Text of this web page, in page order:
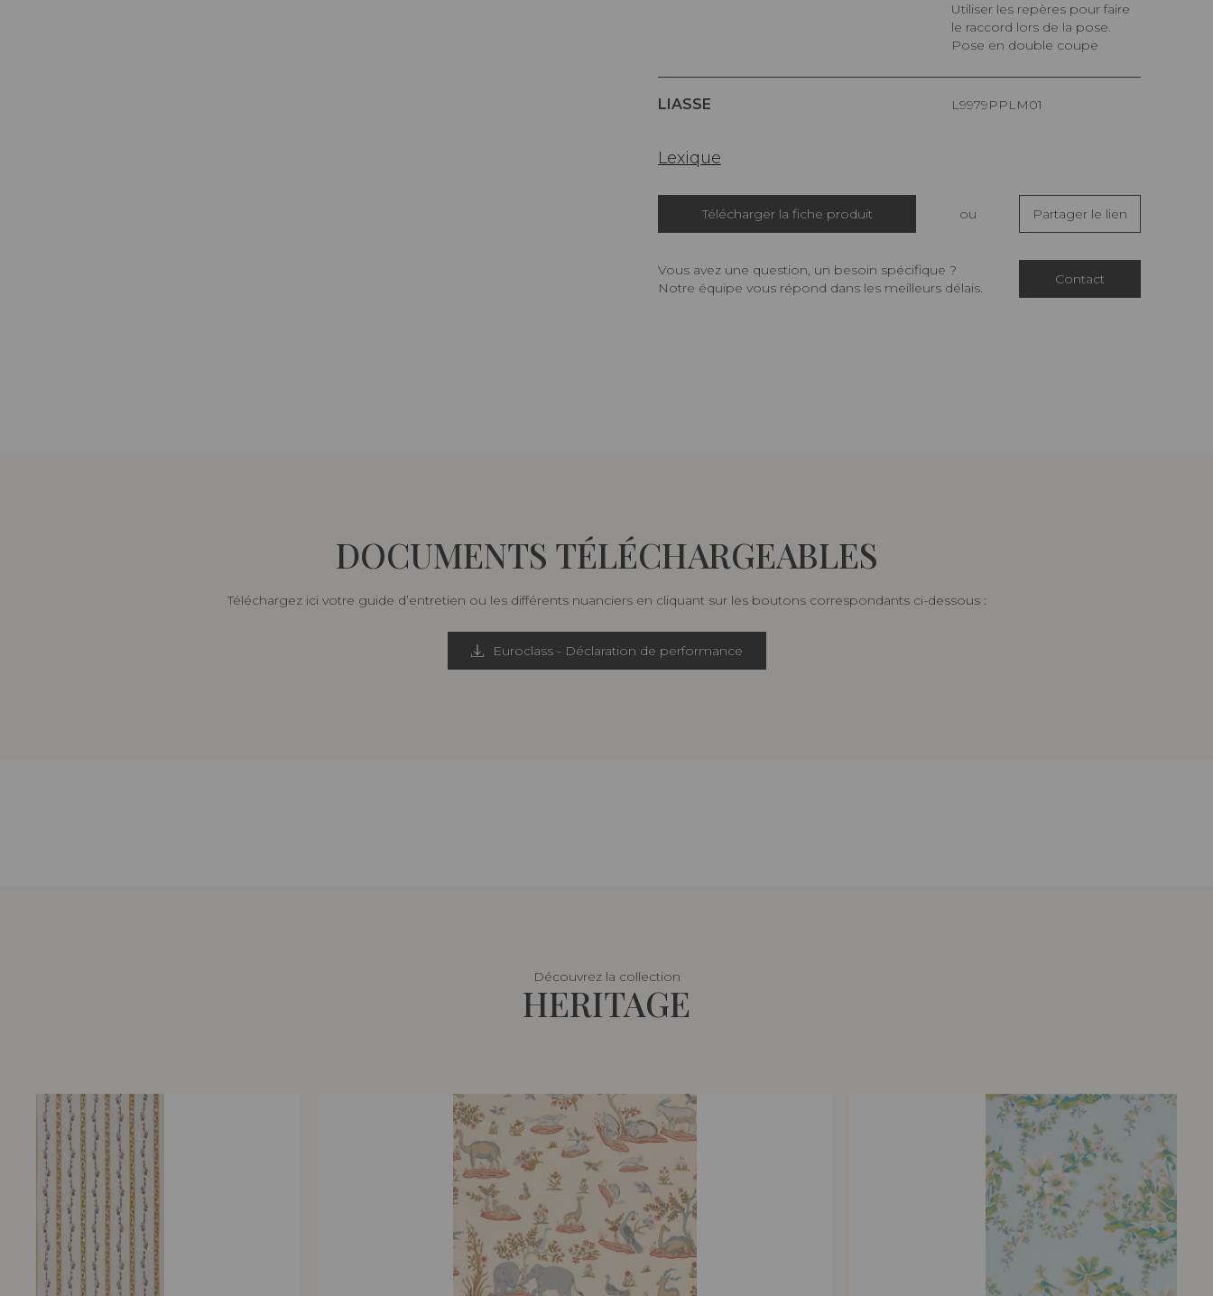
Utiliser les repères pour faire
le raccord lors de la pose.
Pose en double coupe
LIASSE L9979PPLM01
Lexique
Télécharger la fiche produit ou Partager le lien
Vous avez une question, un besoin spécifique ?
Notre équipe vous répond dans les meilleurs délais.
Contact
DOCUMENTS TÉLÉCHARGEABLES
Téléchargez ici votre guide d’entretien ou les différents nuanciers en cliquant sur les boutons correspondants ci-dessous :
Euroclass - Déclaration de performance
Découvrez la collection
HERITAGE